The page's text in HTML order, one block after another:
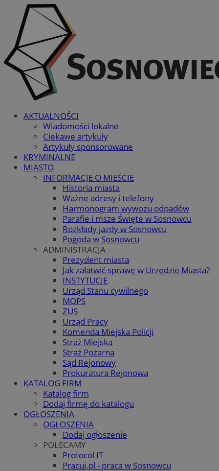
AKTUALNOŚCI
Wiadomości lokalne
Ciekawe artykuły
Artykuły sponsorowane
KRYMINALNE
MIASTO
INFORMACJE O MIEŚCIE
Historia miasta
Ważne adresy i telefony
Harmonogram wywozu odpadów
Parafie i msze Święte w Sosnowcu
Rozkłady jazdy w Sosnowcu
Pogoda w Sosnowcu
ADMINISTRACJA
Prezydent miasta
Jak załatwić sprawę w Urzędzie Miasta?
INSTYTUCJE
Urząd Stanu cywilnego
MOPS
ZUS
Urząd Pracy
Komenda Miejska Policji
Straż Miejska
Straż Pożarna
Sąd Rejonowy
Prokuratura Rejonowa
KATALOG FIRM
Katalog firm
Dodaj firmę do katalogu
OGŁOSZENIA
OGŁOSZENIA
Dodaj ogłoszenie
POLECAMY
Protocol IT
Pracuj.pl - praca w Sosnowcu